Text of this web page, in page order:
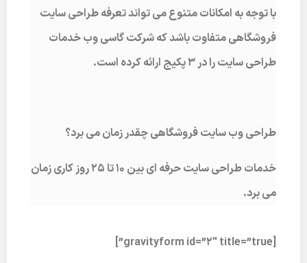
با توجه به امکانات متنوع می تواند تعرفه طراحی سایت
فروشگاهی متفاوت باشد که شرکت گاسی وب خدمات
طراحی سایت را در 3 پکیج ارائه کرده است.
طراحی وب سایت فروشگاهی چقدر زمان می برد؟
خدمات طراحی سایت حرفه ای بین 10 تا 25 روز کاری زمان
می برد.
[gravityform id=”2″ title=”true”]